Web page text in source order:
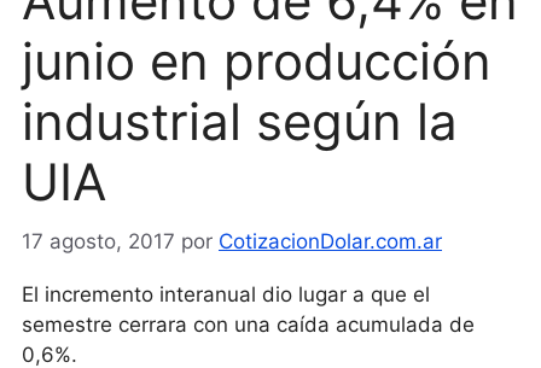
junio en producción
industrial según la
UIA
17 agosto, 2017 por CotizacionDolar.com.ar
El incremento interanual dio lugar a que el
semestre cerrara con una caída acumulada de
0,6%.